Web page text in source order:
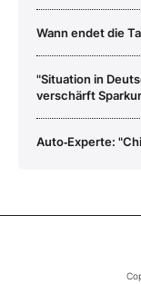
Wann endet die
"Situation in
verschärft
Auto‑Experte: